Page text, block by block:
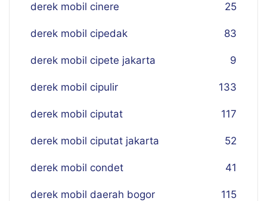
derek mobil cinere 25
derek mobil cipedak 83
derek mobil cipete jakarta 9
derek mobil cipulir 133
derek mobil ciputat 117
derek mobil ciputat jakarta 52
derek mobil condet 41
derek mobil daerah bogor 115